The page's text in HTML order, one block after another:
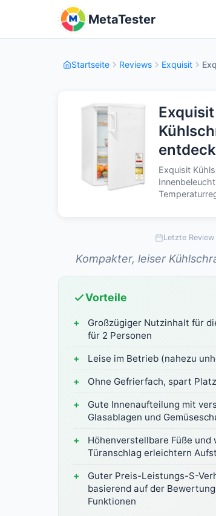
MetaTester
Startseite Reviews Exquisit
Exquisit
Letzte
Kompakter, leiser
Vorteile
Großzügiger Nutzinhalt für
für 2 Personen
Leise im Betrieb (nahezu
Ohne Gefrierfach, spart
Gute Innenaufteilung mit
Glasablagen und
Höhenverstellbare Füße und
Türanschlag erleichtern
Guter Preis-Leistungs-S-
basierend auf der
Funktionen